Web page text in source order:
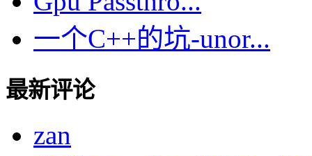
一个C++的坑-unor...
最新评论
zan